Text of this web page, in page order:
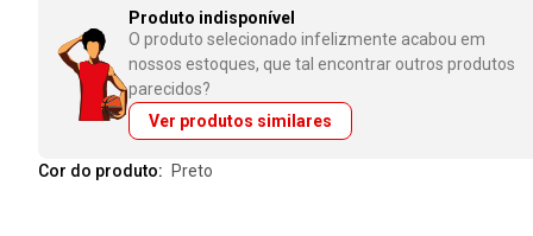
Produto indisponível
O produto selecionado infelizmente acabou em
nossos estoques, que tal encontrar outros produtos
parecidos?
Ver produtos similares
Cor do produto: preto